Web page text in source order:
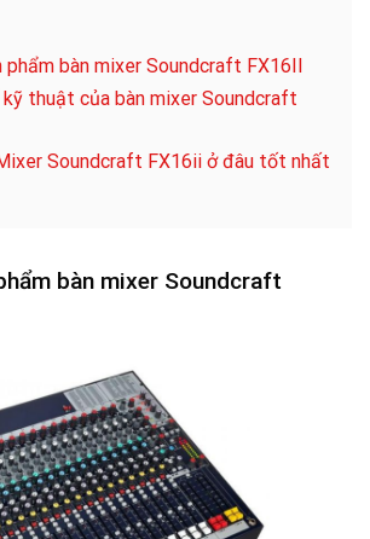
phẩm bàn mixer Soundcraft FX16II
thuật của bàn mixer Soundcraft
Soundcraft FX16ii ở đâu tốt nhất
bàn mixer Soundcraft